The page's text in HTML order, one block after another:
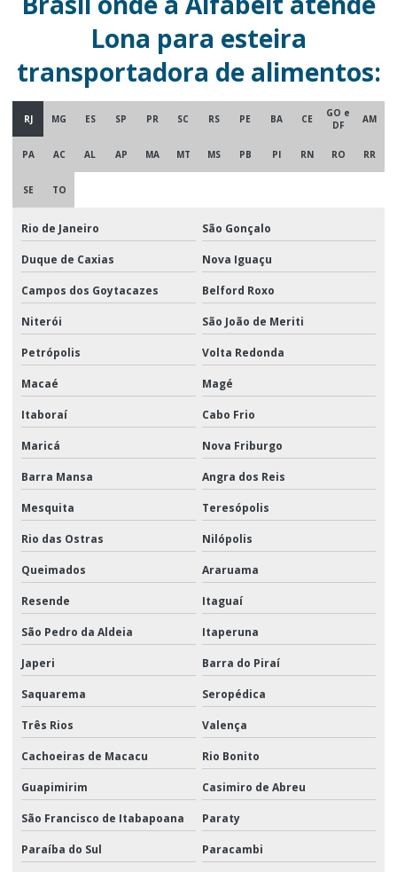
Lona para esteira
transportadora de alimentos:
RJ MG ES SP PR SC RS PE BA CE
GO e
DF
AM
PA AC AL AP MA MT MS PB PI RN RO RR
SE TO
Rio de Janeiro São Gonçalo
Duque de Caxias Nova Iguaçu
Campos dos Goytacazes Belford Roxo
Niterói São João de Meriti
Petrópolis Volta Redonda
Macaé Magé
Itaboraí Cabo Frio
Maricá Nova Friburgo
Barra Mansa Angra dos Reis
Mesquita Teresópolis
Rio das Ostras Nilópolis
Queimados Araruama
Resende Itaguaí
São Pedro da Aldeia Itaperuna
Japeri Barra do Piraí
Saquarema Seropédica
Três Rios Valença
Cachoeiras de Macacu Rio Bonito
Guapimirim Casimiro de Abreu
São Francisco de Itabapoana Paraty
Paraíba do Sul Paracambi